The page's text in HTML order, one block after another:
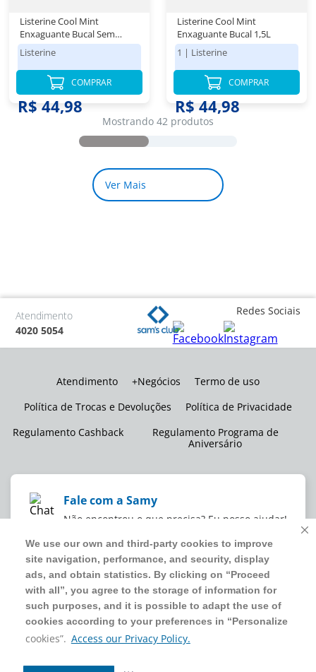
We use our own and third-party cookies to improve
site navigation, performance, and security, display
ads, and obtain statistics. By clicking on “Proceed
with all”, you agree to the storage of information for
such purposes, and it is possible to adapt the use of
cookies according to your preferences in “Personalize
cookies”. Access our Privacy Policy.
We use our own and third-party cookies to improve
site navigation, performance, and security, display
ads, and obtain statistics. By clicking on “Proceed
with all”, you agree to the storage of information for
such purposes, and it is possible to adapt the use of
cookies according to your preferences in “Personalize
cookies”. Access our Privacy Policy.
Listerine Cool Mint
Enxaguante Bucal Sem
Álcool 1,5L
Listerine
R$ 44,98
COMPRAR
Listerine Cool Mint
Enxaguante Bucal 1,5L
1 | Listerine
R$ 44,98
COMPRAR
Mostrando 42 produtos
Atendimento
4020 5054
Redes Sociais
Atendimento +Negócios
Termo de uso
Política de Trocas e Devoluções
Política de Privacidade
Regulamento Cashback
Regulamento Programa de
Aniversário
Fale com a Samy
Não encontrou o que precisa? Eu posso ajudar!
WMB SUPERMERCADOS DO BRASIL LTDA
CNPJ sob o nº
00.063.960/0001-09
sediada na Av. Tucunaré, nº
125, Barueri, SP, CEP 06460-020
4020 5054